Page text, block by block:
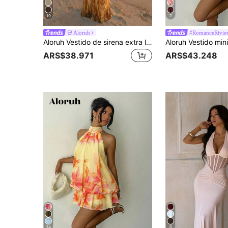
19
Aloruh
Aloruh Vestido de sirena extra largo con decoración de metal hueco y estampado de leopardo bohemio para mujer
ARS$38.971
7
ARS$43.248
34 6